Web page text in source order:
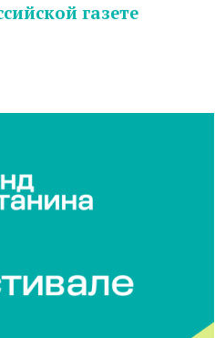
газете